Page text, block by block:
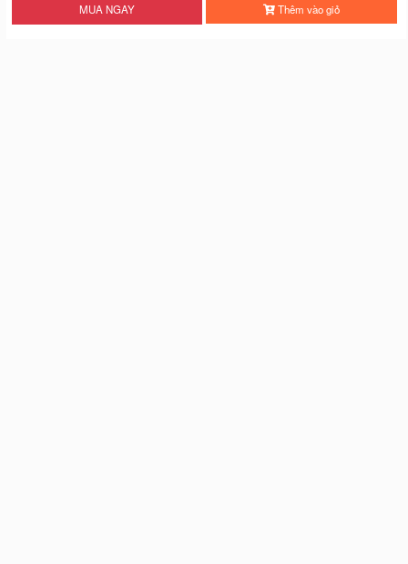
MUA NGAY Thêm vào giỏ